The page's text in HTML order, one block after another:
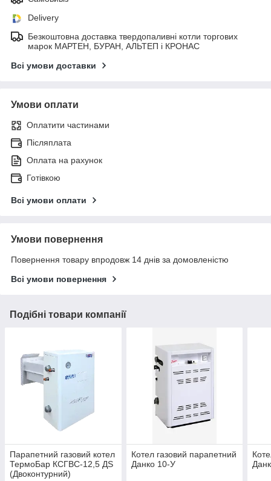
Delivery
Безкоштовна доставка твердопаливні котли торгових
марок МАРТЕН, БУРАН, АЛЬТЕП і КРОНАС
Всі умови доставки
Умови оплати
Оплатити частинами
Післяплата
Оплата на рахунок
Готівкою
Всі умови оплати
Умови повернення
Повернення товару впродовж 14 днів за домовленістю
Всі умови повернення
Подібні товари компанії
Парапетний газовий котел
ТермоБар КСГВС-12,5 ДЅ
(Двоконтурний)
Котел газовий парапетний
Данко 10-У